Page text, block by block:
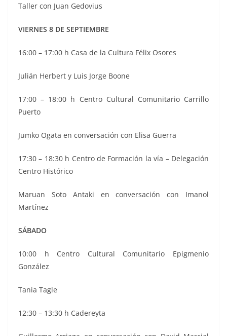
Taller con Juan Gedovius
VIERNES 8 DE SEPTIEMBRE
16:00 – 17:00 h Casa de la Cultura Félix Osores
Julián Herbert y Luis Jorge Boone
17:00 – 18:00 h Centro Cultural Comunitario Carrillo
Puerto
Jumko Ogata en conversación con Elisa Guerra
17:30 – 18:30 h Centro de Formación la vía – Delegación
Centro Histórico
Maruan Soto Antaki en conversación con Imanol
Martínez
SÁBADO
10:00 h Centro Cultural Comunitario Epigmenio
González
Tania Tagle
12:30 – 13:30 h Cadereyta